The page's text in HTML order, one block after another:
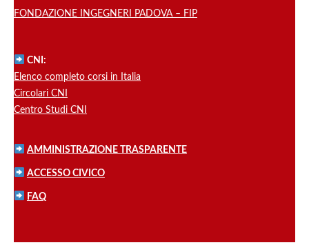
FONDAZIONE INGEGNERI PADOVA – FIP
CNI:
Elenco completo corsi in Italia
Circolari CNI
Centro Studi CNI
AMMINISTRAZIONE TRASPARENTE
ACCESSO CIVICO
FAQ